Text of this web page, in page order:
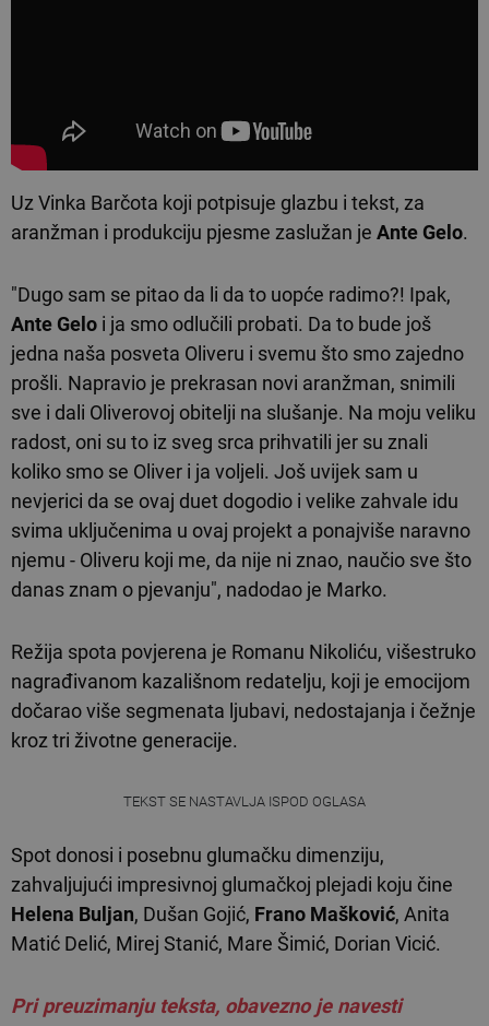
Uz Vinka Barčota koji potpisuje glazbu i tekst, za
aranžman i produkciju pjesme zaslužan je Ante Gelo.
"Dugo sam se pitao da li da to uopće radimo?! Ipak,
Ante Gelo i ja smo odlučili probati. Da to bude još
jedna naša posveta Oliveru i svemu što smo zajedno
prošli. Napravio je prekrasan novi aranžman, snimili
sve i dali Oliverovoj obitelji na slušanje. Na moju veliku
radost, oni su to iz sveg srca prihvatili jer su znali
koliko smo se Oliver i ja voljeli. Još uvijek sam u
nevjerici da se ovaj duet dogodio i velike zahvale idu
svima uključenima u ovaj projekt a ponajviše naravno
njemu - Oliveru koji me, da nije ni znao, naučio sve što
danas znam o pjevanju", nadodao je Marko.
Režija spota povjerena je Romanu Nikoliću, višestruko
nagrađivanom kazališnom redatelju, koji je emocijom
dočarao više segmenata ljubavi, nedostajanja i čežnje
kroz tri životne generacije.
TEKST SE NASTAVLJA ISPOD OGLASA
Spot donosi i posebnu glumačku dimenziju,
zahvaljujući impresivnoj glumačkoj plejadi koju čine
Helena Buljan, Dušan Gojić, Frano Mašković, Anita
Matić Delić, Mirej Stanić, Mare Šimić, Dorian Vicić.
Pri preuzimanju teksta, obavezno je navesti